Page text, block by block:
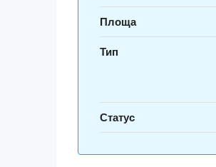
Площа
Тип
Статус